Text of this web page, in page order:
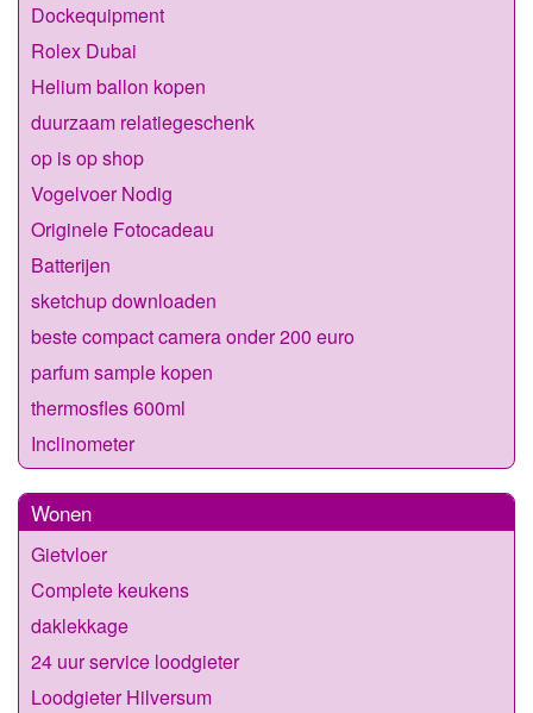
Dockequipment
Rolex Dubai
Helium ballon kopen
duurzaam relatiegeschenk
op is op shop
Vogelvoer Nodig
Originele Fotocadeau
Batterijen
sketchup downloaden
beste compact camera onder 200 euro
parfum sample kopen
thermosfles 600ml
Inclinometer
Wonen
Gietvloer
Complete keukens
daklekkage
24 uur service loodgieter
Loodgieter Hilversum